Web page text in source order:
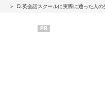
Q.英会話スクールに実際に通った人
PR